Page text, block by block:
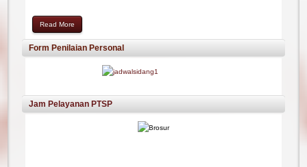
Read More
Form Penilaian Personal
Jam Pelayanan PTSP